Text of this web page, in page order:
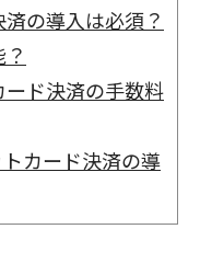
の導入は必須？
ド決済の手数料
カード決済の導